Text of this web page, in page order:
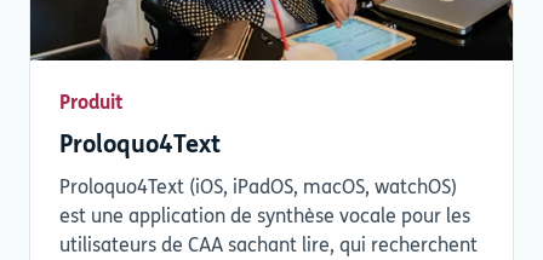
Produit
Proloquo4Text
Proloquo4Text (iOS, iPadOS, macOS, watchOS)
est une application de synthèse vocale pour les
utilisateurs de CAA sachant lire, qui recherchent